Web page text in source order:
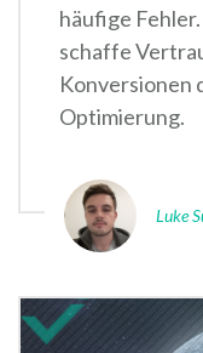
häufige
schaffe
Konversionen
Optimierung.
Luke